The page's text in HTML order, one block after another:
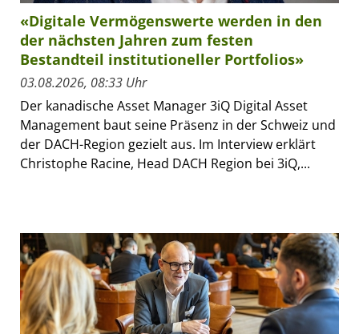
«Digitale Vermögenswerte werden in den
der nächsten Jahren zum festen
Bestandteil institutioneller Portfolios»
03.08.2026, 08:33 Uhr
Der kanadische Asset Manager 3iQ Digital Asset
Management baut seine Präsenz in der Schweiz und
der DACH-Region gezielt aus. Im Interview erklärt
Christophe Racine, Head DACH Region bei 3iQ,...